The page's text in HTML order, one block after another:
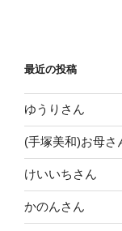
ン
最近の投稿
ゆうりさん
(手塚美和)お母さ
けいいちさん
かのんさん